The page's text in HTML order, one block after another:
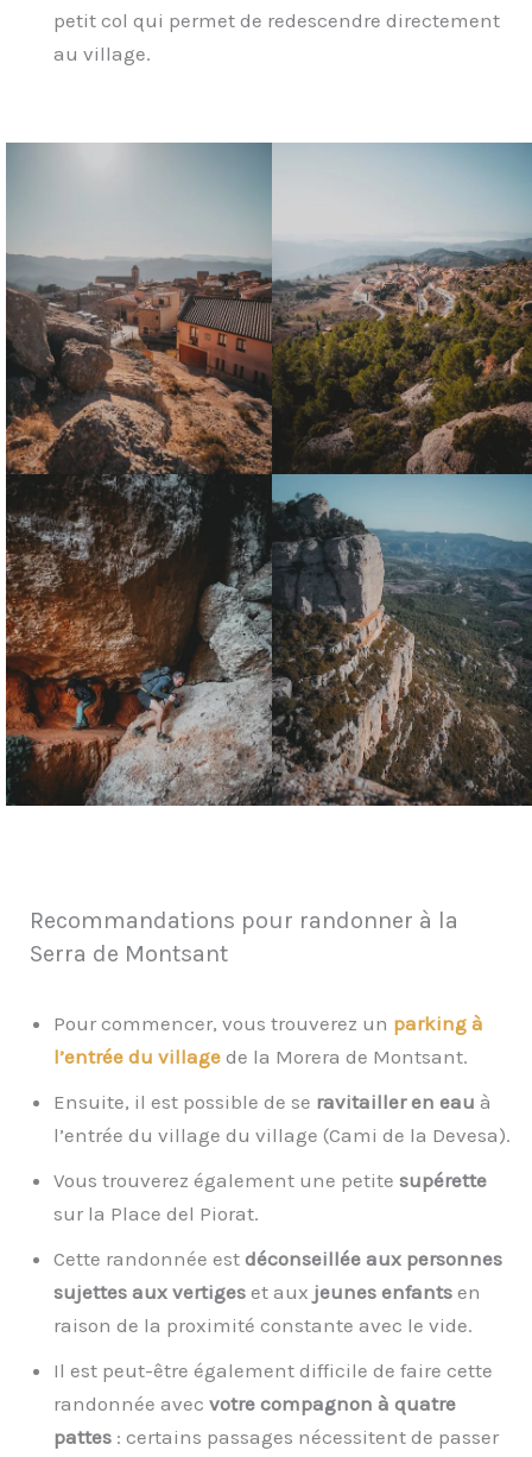
petit col qui permet de redescendre directement
au village.
Recommandations pour randonner à la
Serra de Montsant
Pour commencer, vous trouverez un parking à
l’entrée du village de la Morera de Montsant.
Ensuite, il est possible de se ravitailler en eau à
l’entrée du village du village (Cami de la Devesa).
Vous trouverez également une petite supérette
sur la Place del Piorat.
Cette randonnée est déconseillée aux personnes
sujettes aux vertiges et aux jeunes enfants en
raison de la proximité constante avec le vide.
Il est peut-être également difficile de faire cette
randonnée avec votre compagnon à quatre
pattes : certains passages nécessitent de passer